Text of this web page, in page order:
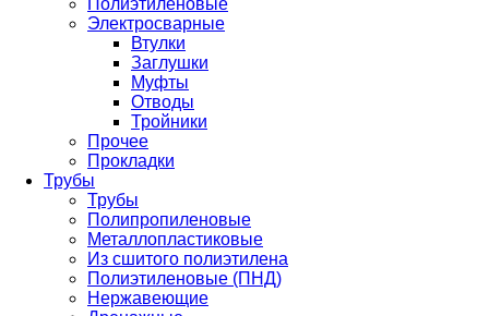
Полиэтиленовые
Электросварные
Втулки
Заглушки
Муфты
Отводы
Тройники
Прочее
Прокладки
Трубы
Трубы
Полипропиленовые
Металлопластиковые
Из сшитого полиэтилена
Полиэтиленовые (ПНД)
Нержавеющие